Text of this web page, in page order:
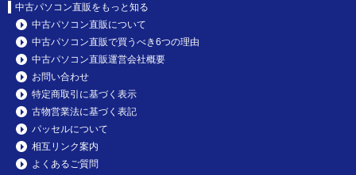
中古パソコン直販をもっと知る
中古パソコン直販について
中古パソコン直販で買うべき6つの理由
中古パソコン直販運営会社概要
お問い合わせ
特定商取引に基づく表示
古物営業法に基づく表記
パッセルについて
相互リンク案内
よくあるご質問